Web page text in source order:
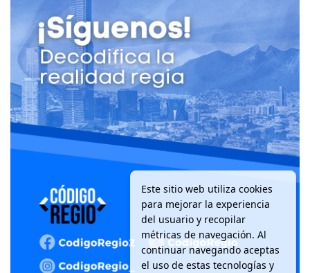
Este sitio web utiliza cookies
para mejorar la experiencia
del usuario y recopilar
métricas de navegación. Al
continuar navegando aceptas
el uso de estas tecnologías y